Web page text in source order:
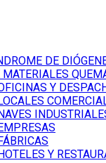
DE
MATERIALES
Y
Y